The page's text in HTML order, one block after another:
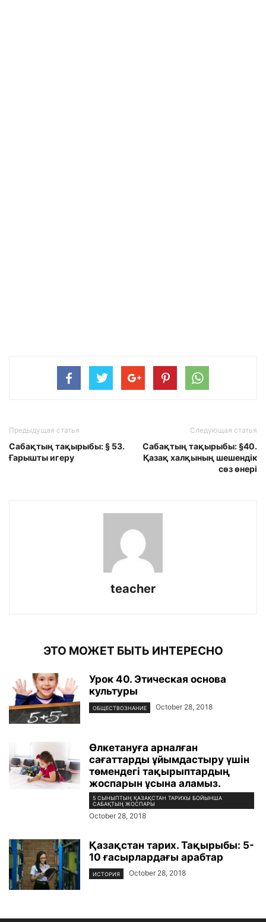
Предыдущая статья
Сабақтың тақырыбы: § 53.
Ғарышты игеру
Следующая статья
Сабақтың тақырыбы: §40.
Қазақ халқының шешендік
сөз өнері
teacher
ЭТО МОЖЕТ БЫТЬ ИНТЕРЕСНО
Урок 40. Этическая основа
культуры
ОБЩЕСТВОЗНАНИЕ October 28, 2018
Өлкетануға арналған
сағаттарды ұйымдастыру үшін
төмендегі тақырыптардың
жоспарын ұсына аламыз.
5 СЫНЫПТЫҢ ҚАЗАҚСТАН ТАРИХЫ БОЙЫНША
САБАҚТЫҢ ЖОСПАРЫ
October 28, 2018
Қазақстан тарих. Тақырыбы: 5-
10 ғасырлардағы арабтар
ИСТОРИЯ October 28, 2018